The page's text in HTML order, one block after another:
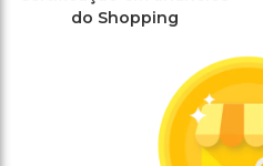
do Shopping